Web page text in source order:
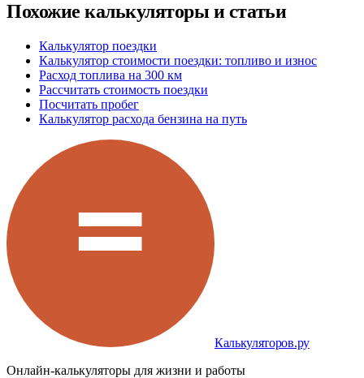
Похожие калькуляторы и статьи
Калькулятор поездки
Калькулятор стоимости поездки: топливо и износ
Расход топлива на 300 км
Рассчитать стоимость поездки
Посчитать пробег
Калькулятор расхода бензина на путь
Калькуляторов.ру
Онлайн-калькуляторы для жизни и работы